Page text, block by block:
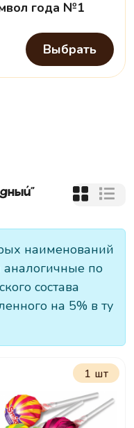
года №1
Выбрать
"
наименований
аналогичные по
состава
на 5% в ту
1 шт